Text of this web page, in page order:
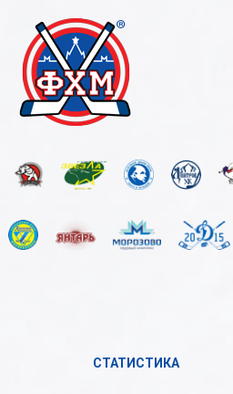
СТАТИСТИКА